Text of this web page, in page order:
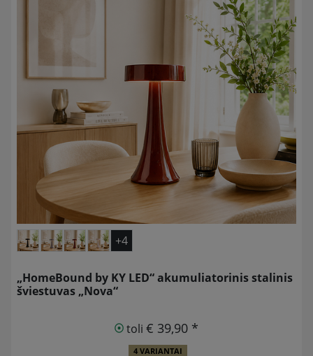
+4
„HomeBound by KY LED“ akumuliatorinis stalinis
šviestuvas „Nova“
toli€ 39,90 *
4 VARIANTAI